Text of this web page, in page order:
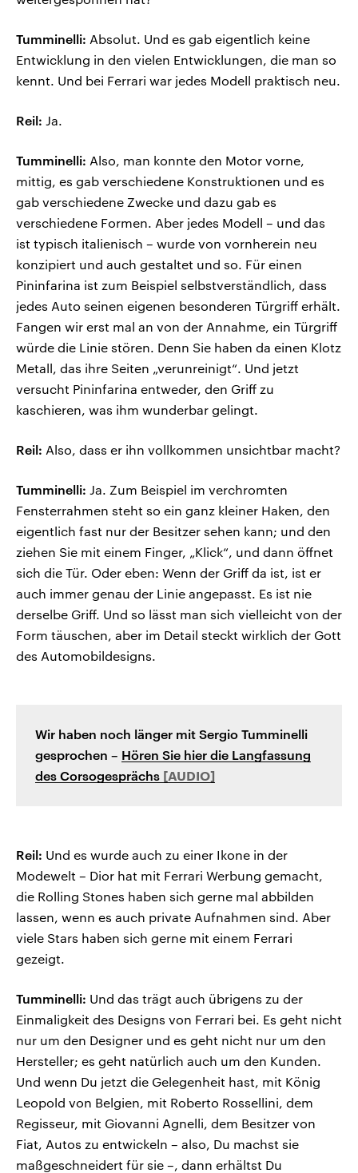
Tumminelli: Absolut. Und es gab eigentlich keine
Entwicklung in den vielen Entwicklungen, die man so
kennt. Und bei Ferrari war jedes Modell praktisch neu.
Reil: Ja.
Tumminelli: Also, man konnte den Motor vorne,
mittig, es gab verschiedene Konstruktionen und es
gab verschiedene Zwecke und dazu gab es
verschiedene Formen. Aber jedes Modell – und das
ist typisch italienisch – wurde von vornherein neu
konzipiert und auch gestaltet und so. Für einen
Pininfarina ist zum Beispiel selbstverständlich, dass
jedes Auto seinen eigenen besonderen Türgriff erhält.
Fangen wir erst mal an von der Annahme, ein Türgriff
würde die Linie stören. Denn Sie haben da einen Klotz
Metall, das ihre Seiten „verunreinigt“. Und jetzt
versucht Pininfarina entweder, den Griff zu
kaschieren, was ihm wunderbar gelingt.
Reil: Also, dass er ihn vollkommen unsichtbar macht?
Tumminelli: Ja. Zum Beispiel im verchromten
Fensterrahmen steht so ein ganz kleiner Haken, den
eigentlich fast nur der Besitzer sehen kann; und den
ziehen Sie mit einem Finger, „Klick“, und dann öffnet
sich die Tür. Oder eben: Wenn der Griff da ist, ist er
auch immer genau der Linie angepasst. Es ist nie
derselbe Griff. Und so lässt man sich vielleicht von der
Form täuschen, aber im Detail steckt wirklich der Gott
des Automobildesigns.
Wir haben noch länger mit Sergio Tumminelli
gesprochen – Hören Sie hier die Langfassung
des Corsogesprächs
Reil: Und es wurde auch zu einer Ikone in der
Modewelt – Dior hat mit Ferrari Werbung gemacht,
die Rolling Stones haben sich gerne mal abbilden
lassen, wenn es auch private Aufnahmen sind. Aber
viele Stars haben sich gerne mit einem Ferrari
gezeigt.
Tumminelli: Und das trägt auch übrigens zu der
Einmaligkeit des Designs von Ferrari bei. Es geht nicht
nur um den Designer und es geht nicht nur um den
Hersteller; es geht natürlich auch um den Kunden.
Und wenn Du jetzt die Gelegenheit hast, mit König
Leopold von Belgien, mit Roberto Rossellini, dem
Regisseur, mit Giovanni Agnelli, dem Besitzer von
Fiat, Autos zu entwickeln – also, Du machst sie
maßgeschneidert für sie –, dann erhältst Du